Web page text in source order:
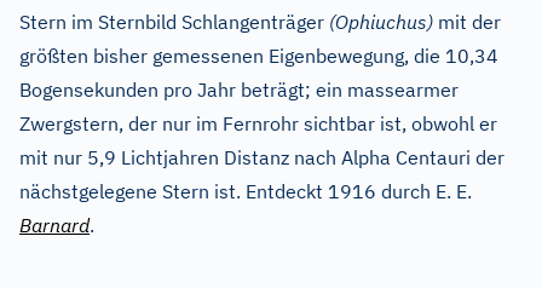
Stern im Sternbild Schlangenträger (Ophiuchus) mit der
größten bisher gemessenen Eigenbewegung, die 10,34
Bogensekunden pro Jahr beträgt; ein massearmer
Zwergstern, der nur im Fernrohr sichtbar ist, obwohl er
mit nur 5,9 Lichtjahren Distanz nach Alpha Centauri der
nächstgelegene Stern ist. Entdeckt 1916 durch E. E.
Barnard.